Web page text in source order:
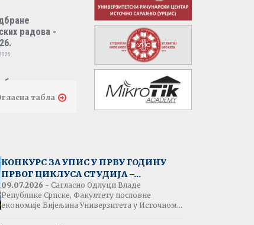
радова -
радова -
пословно
- 07.07.2026
испита:
трговина
табла
КОНКУРС ЗА УПИС У ПРВУ ГОДИНУ
ПРВОГ ЦИКЛУСА СТУДИЈА –...
09.07.2026 - Сагласно Одлуци Владе
Републике Српске, Факултету пословне
економије Бијељина Универзитета у Источном...